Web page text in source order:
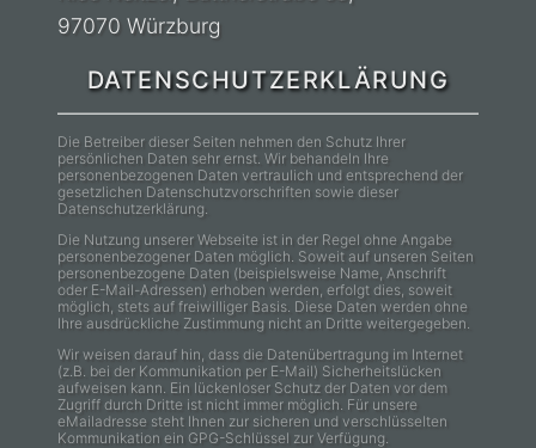
97070 Würzburg
DATENSCHUTZERKLÄRUNG
Die Betreiber dieser Seiten nehmen den Schutz Ihrer
persönlichen Daten sehr ernst. Wir behandeln Ihre
personenbezogenen Daten vertraulich und entsprechend der
gesetzlichen Datenschutzvorschriften sowie dieser
Datenschutzerklärung.
Die Nutzung unserer Webseite ist in der Regel ohne Angabe
personenbezogener Daten möglich. Soweit auf unseren Seiten
personenbezogene Daten (beispielsweise Name, Anschrift
oder E-Mail-Adressen) erhoben werden, erfolgt dies, soweit
möglich, stets auf freiwilliger Basis. Diese Daten werden ohne
Ihre ausdrückliche Zustimmung nicht an Dritte weitergegeben.
Wir weisen darauf hin, dass die Datenübertragung im Internet
(z.B. bei der Kommunikation per E-Mail) Sicherheitslücken
aufweisen kann. Ein lückenloser Schutz der Daten vor dem
Zugriff durch Dritte ist nicht immer möglich. Für unsere
eMailadresse steht Ihnen zur sicheren und verschlüsselten
Kommunikation ein GPG-Schlüssel zur Verfügung.